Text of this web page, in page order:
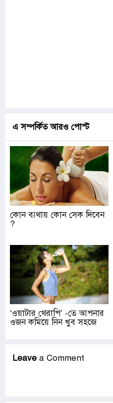
এ সম্পর্কিত আরও পোস্ট
কোন ব্যথায় কোন সেক দিবেন
?
‘ওয়াটার থেরাপি’ -তে আপনার
ওজন কমিয়ে নিন খুব সহজে
Leave a Comment